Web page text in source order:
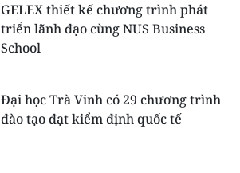
GELEX thiết kế chương trình phát
triển lãnh đạo cùng NUS Business
School
Đại học Trà Vinh có 29 chương trình
đào tạo đạt kiểm định quốc tế